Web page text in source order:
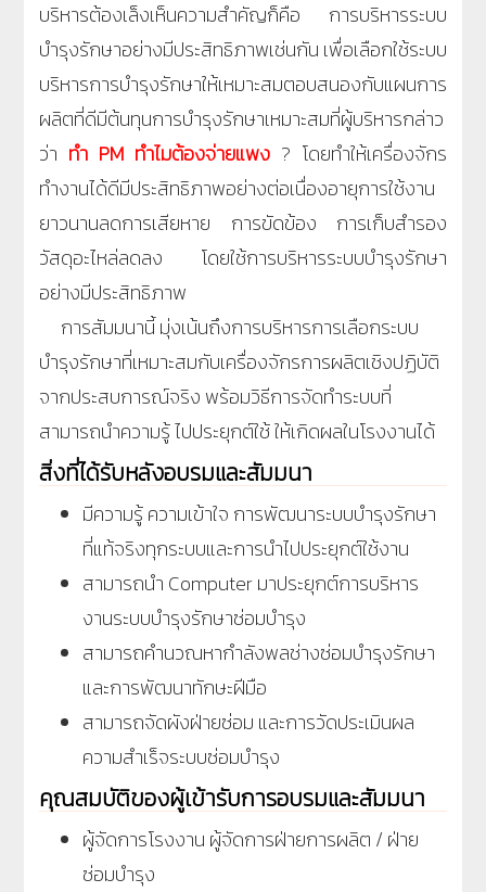
บริหารต้องเล็งเห็นความสำคัญก็คือ การบริหารระบบ
บำรุงรักษาอย่างมีประสิทธิภาพเช่นกัน เพื่อเลือกใช้ระบบ
บริหารการบำรุงรักษาให้เหมาะสมตอบสนองกับแผนการ
ผลิตที่ดีมีต้นทุนการบำรุงรักษาเหมาะสมที่ผู้บริหารกล่าว
ว่า ทำ PM ทำไมต้องจ่ายแพง ? โดยทำให้เครื่องจักร
ทำงานได้ดีมีประสิทธิภาพอย่างต่อเนื่องอายุการใช้งาน
ยาวนานลดการเสียหาย การขัดข้อง การเก็บสำรอง
วัสดุอะไหล่ลดลง โดยใช้การบริหารระบบบำรุงรักษา
อย่างมีประสิทธิภาพ
การสัมมนานี้ มุ่งเน้นถึงการบริหารการเลือกระบบ
บำรุงรักษาที่เหมาะสมกับเครื่องจักรการผลิตเชิงปฏิบัติ
จากประสบการณ์จริง พร้อมวิธีการจัดทำระบบที่
สามารถนำความรู้ ไปประยุกต์ใช้ ให้เกิดผลในโรงงานได้
สิ่งที่ได้รับหลังอบรมและสัมมนา
มีความรู้ ความเข้าใจ การพัฒนาระบบบำรุงรักษา
ที่แท้จริงทุกระบบและการนำไปประยุกต์ใช้งาน
สามารถนำ Computer มาประยุกต์การบริหาร
งานระบบบำรุงรักษาซ่อมบำรุง
สามารถคำนวณหากำลังพลช่างซ่อมบำรุงรักษา
และการพัฒนาทักษะฝีมือ
สามารถจัดผังฝ่ายซ่อม และการวัดประเมินผล
ความสำเร็จระบบซ่อมบำรุง
คุณสมบัติของผู้เข้ารับการอบรมและสัมมนา
ผู้จัดการโรงงาน ผู้จัดการฝ่ายการผลิต / ฝ่าย
ซ่อมบำรุง